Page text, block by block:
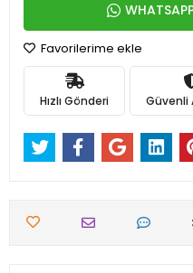
Favorilerime ekle
Hızlı Gönderi Güvenli